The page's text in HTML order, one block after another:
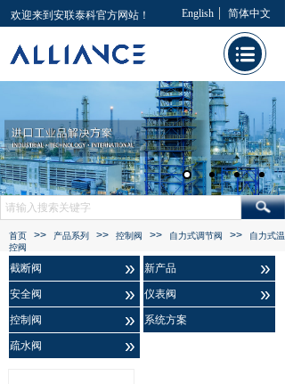
首页 >> 产品系列 >> 控制阀 >> 自力式调节阀 >>
自力式温
控阀
新产品 »
仪表阀 »
系统方案
截断阀 »
安全阀 »
控制阀 »
疏水阀 »
欢迎来到安联泰科官方网站！ English 简体中文